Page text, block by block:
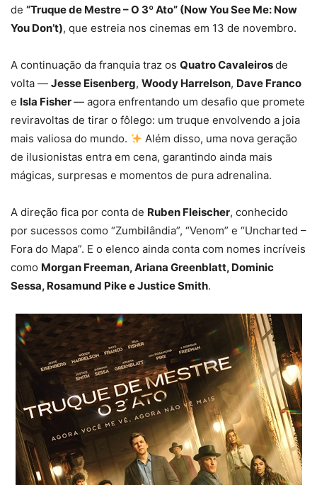
de “Truque de Mestre – O 3º Ato” (Now You See Me: Now
You Don’t), que estreia nos cinemas em 13 de novembro.
A continuação da franquia traz os Quatro Cavaleirosde
volta — Jesse Eisenberg, Woody Harrelson, Dave Franco
e Isla Fisher— agora enfrentando um desafio que promete
reviravoltas de tirar o fôlego: um truque envolvendo a joia
mais valiosa do mundo.
Além disso, uma nova geração
de ilusionistas entra em cena, garantindo ainda mais
mágicas, surpresas e momentos de pura adrenalina.
A direção fica por conta de Ruben Fleischer, conhecido
por sucessos como “Zumbilândia”, “Venom” e “Uncharted –
Fora do Mapa”. E o elenco ainda conta com nomes incríveis
como Morgan Freeman, Ariana Greenblatt, Dominic
Sessa, Rosamund Pike e Justice Smith.